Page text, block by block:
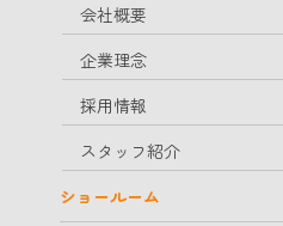
会社概要
企業理念
採用情報
スタッフ紹介
ショールーム